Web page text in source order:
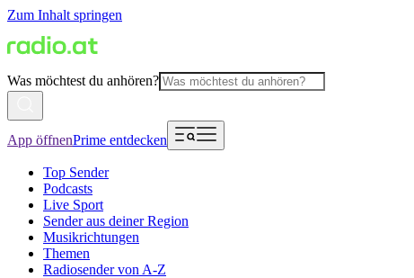
Zum Inhalt springen
Was möchtest du anhören?
App öffnenPrime entdecken
Top Sender
Podcasts
Live Sport
Sender aus deiner Region
Musikrichtungen
Themen
Radiosender von A-Z